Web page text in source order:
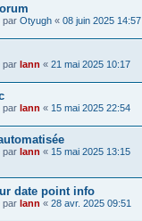
par Otyugh « 08 juin 2025 14:57
par lann « 21 mai 2025 10:17
par lann « 15 mai 2025 22:54
par lann « 15 mai 2025 13:15
date point info
par lann « 28 avr. 2025 09:51